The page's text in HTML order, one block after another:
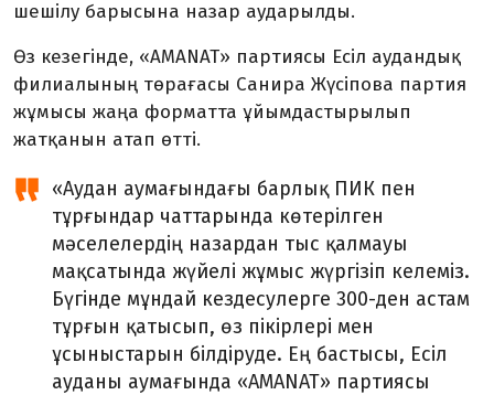
шешілу барысына назар аударылды.
Өз кезегінде, «AMANAT» пар­тиясы Есіл аудандық
филиалының төрағасы Санира Жүсіпова партия
жұмысы жаңа форматта ұйымдас­тырылып
жатқанын атап өтті.
«Аудан аумағындағы барлық ПИК пен
тұрғындар чаттарында көтерілген
мәселелердің назардан тыс қалмауы
мақсатында жүйелі жұмыс жүргізіп келеміз.
Бүгінде мұндай кездесулерге 300-ден ас­там
тұрғын қатысып, өз пікірлері мен
ұсыныстарын білдіруде. Ең бастысы, Есіл
ауданы аумағында «AMANAT» партиясы